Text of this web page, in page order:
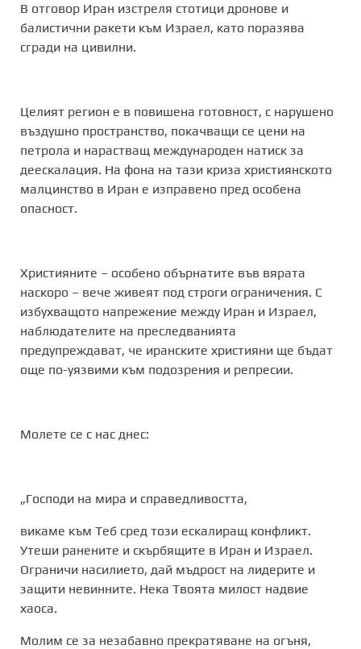
В отговор Иран изстреля стотици дронове и
балистични ракети към Израел, като поразява
сгради на цивилни.
Целият регион е в повишена готовност, с нарушено
въздушно пространство, покачващи се цени на
петрола и нарастващ международен натиск за
деескалация. На фона на тази криза християнското
малцинство в Иран е изправено пред особена
опасност.
Християните – особено обърнатите във вярата
наскоро – вече живеят под строги ограничения. С
избухващото напрежение между Иран и Израел,
наблюдателите на преследванията
предупреждават, че иранските християни ще бъдат
още по-уязвими към подозрения и репресии.
Молете се с нас днес:
„Господи на мира и справедливостта,
викаме към Теб сред този ескалиращ конфликт.
Утеши ранените и скърбящите в Иран и Израел.
Ограничи насилието, дай мъдрост на лидерите и
защити невинните. Нека Твоята милост надвие
хаоса.
Молим се за незабавно прекратяване на огъня,